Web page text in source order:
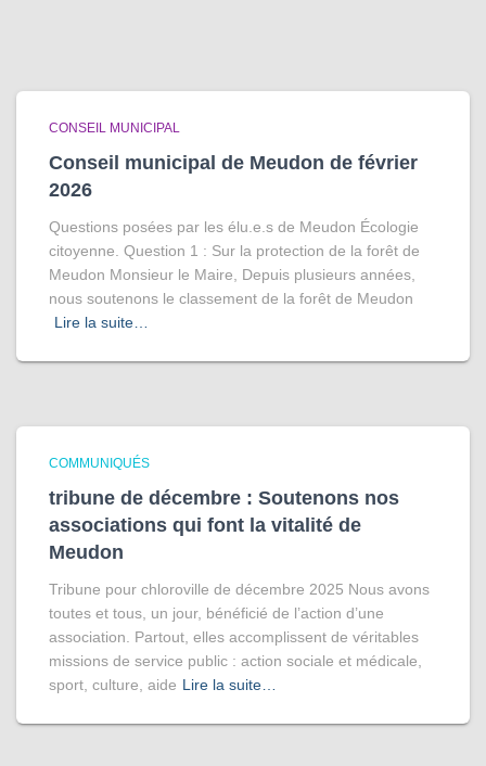
CONSEIL MUNICIPAL
Conseil municipal de Meudon de février
2026
Questions posées par les élu.e.s de Meudon Écologie
citoyenne. Question 1 : Sur la protection de la forêt de
Meudon Monsieur le Maire, Depuis plusieurs années,
nous soutenons le classement de la forêt de Meudon
Lire la suite…
COMMUNIQUÉS
tribune de décembre : Soutenons nos
associations qui font la vitalité de
Meudon
Tribune pour chloroville de décembre 2025 Nous avons
toutes et tous, un jour, bénéficié de l’action d’une
association. Partout, elles accomplissent de véritables
missions de service public : action sociale et médicale,
sport, culture, aide Lire la suite…